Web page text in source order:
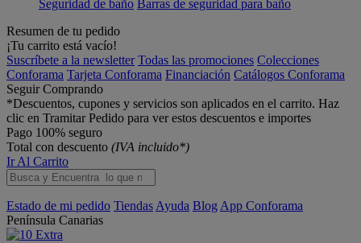
Seguridad de baño Barras de seguridad para baño
Resumen de tu pedido
¡Tu carrito está vacío!
Suscríbete a la newsletter Todas las promociones Colecciones
Conforama Tarjeta Conforama Financiación Catálogos Conforama
Seguir Comprando
*Descuentos, cupones y servicios son aplicados en el carrito. Haz
clic en Tramitar Pedido para ver estos descuentos e importes
Pago 100% seguro
Total con descuento (IVA incluido*)
Ir Al Carrito
Estado de mi pedido Tiendas Ayuda Blog App Conforama
Península Canarias